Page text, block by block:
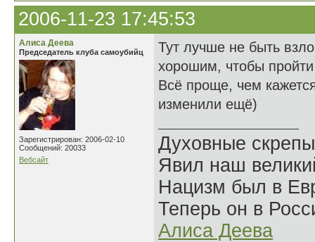
2006-11-23 17:45:53
Алиса Деева
Председатель клуба самоубийц
Зарегистрирован: 2006-02-10
Сообщений: 20033
Вебсайт
Тут лучше не быть
хорошим, чтобы
Всё проще, чем
изменили ещё)
Духовные
Явил наш
Нацизм был в
Теперь он в
Алиса Деева